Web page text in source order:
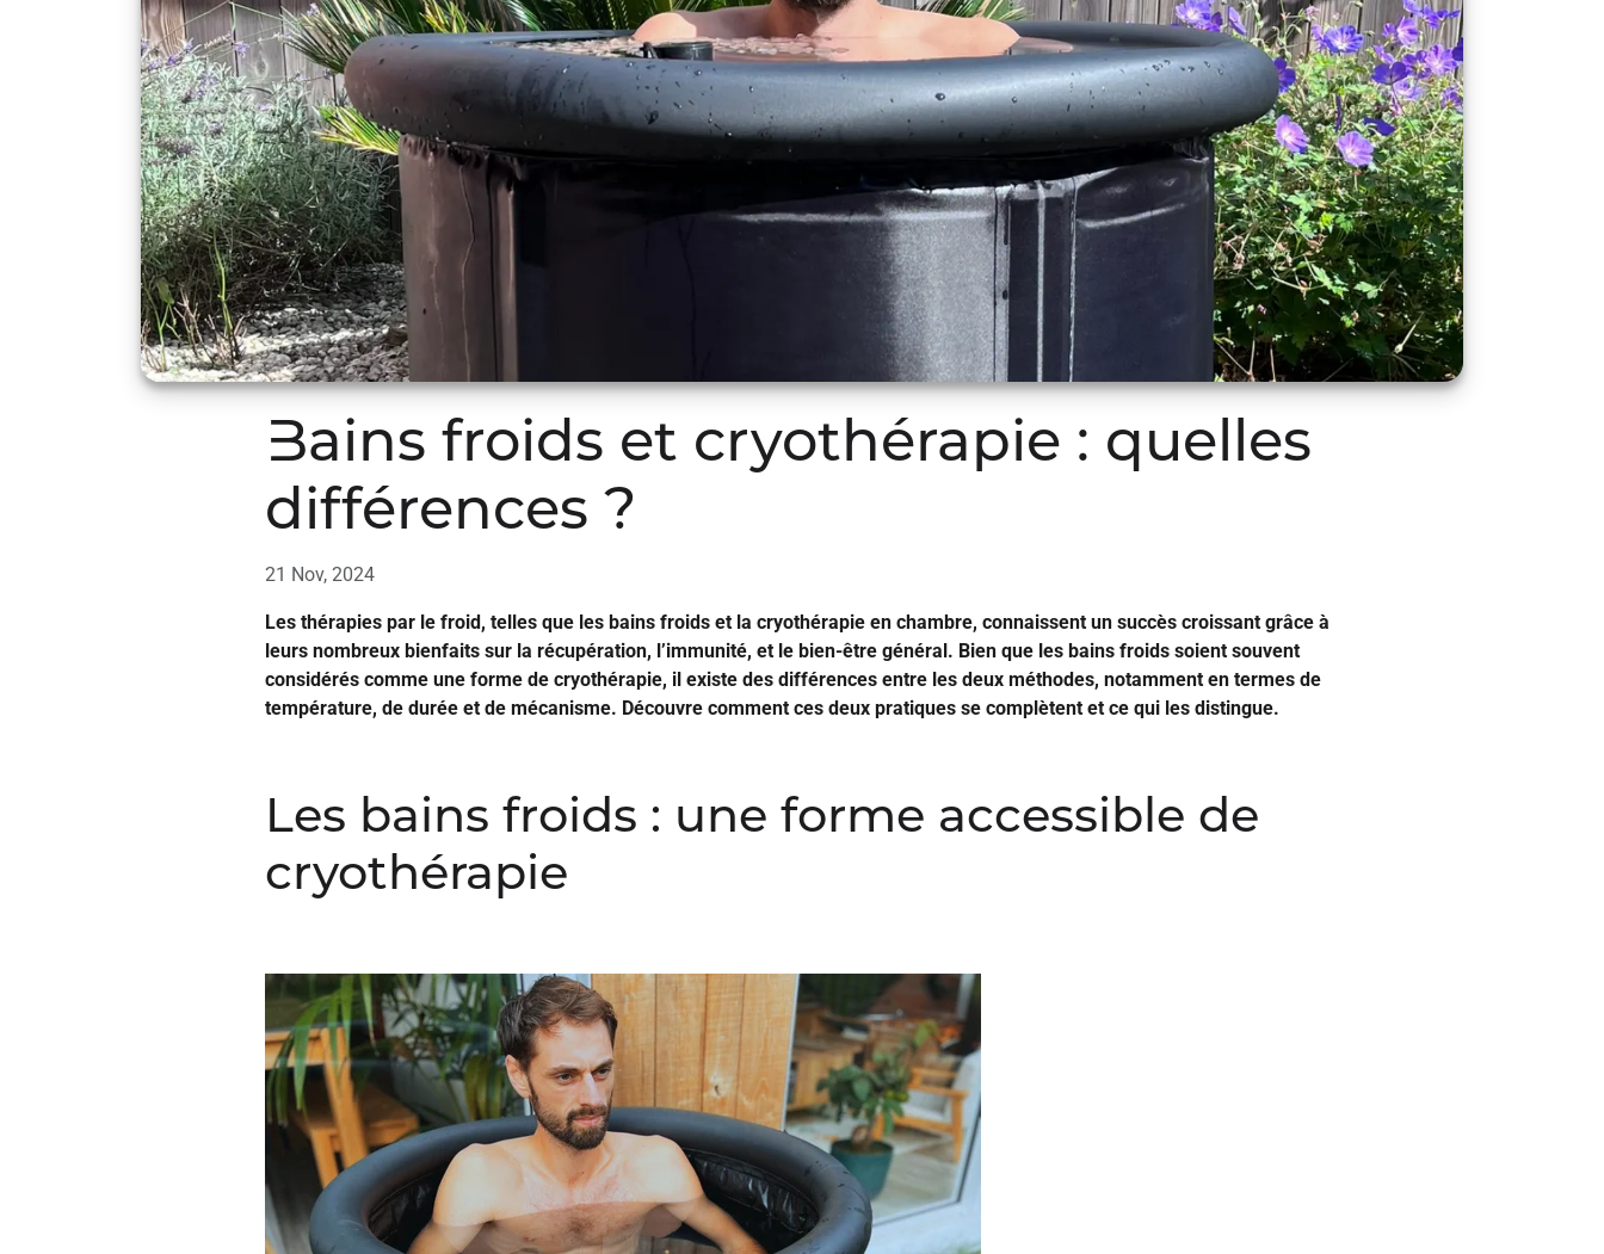
Bains froids et cryothérapie : quelles
différences ?
21 Nov, 2024
Les thérapies par le froid, telles que les bains froids et la cryothérapie en chambre, connaissent un succès croissant grâce à
leurs nombreux bienfaits sur la récupération, l’immunité, et le bien-être général. Bien que les bains froids soient souvent
considérés comme une forme de cryothérapie, il existe des différences entre les deux méthodes, notamment en termes de
température, de durée et de mécanisme. Découvre comment ces deux pratiques se complètent et ce qui les distingue.
Les bains froids : une forme accessible de
cryothérapie